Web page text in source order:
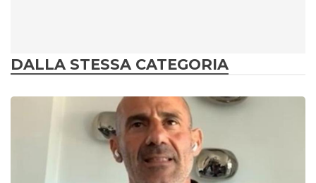
DALLA STESSA CATEGORIA